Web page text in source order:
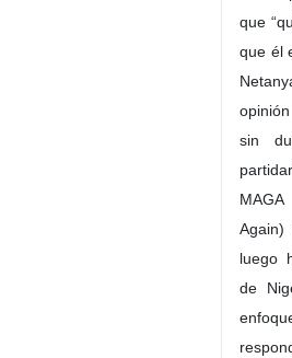
que
que él
sin
Again)
luego
de